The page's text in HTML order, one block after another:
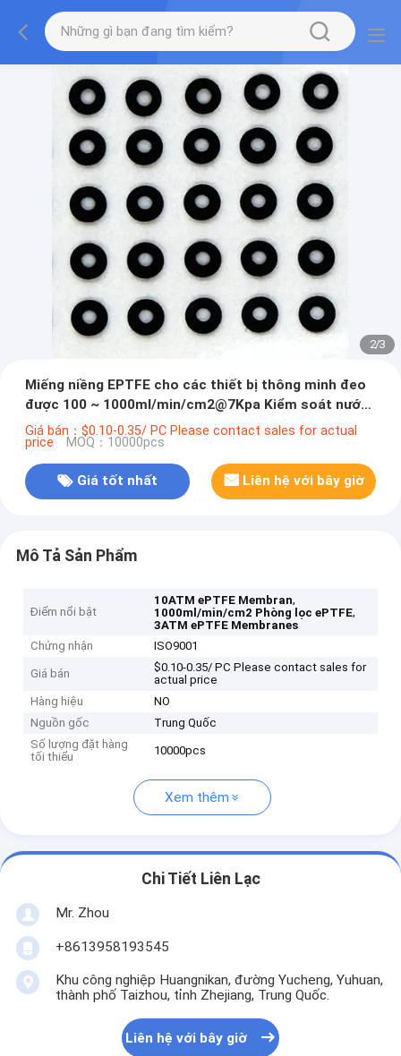
2/3
Miếng niềng EPTFE cho các thiết bị thông minh đeo
được 100 ~ 1000ml/min/cm2@7Kpa Kiểm soát nước
3ATM/5ATM/10ATM
Giá bán：$0.10-0.35/ PC Please contact sales for actual
price MOQ：10000pcs
Giá tốt nhất Liên hệ với bây giờ
Mô Tả Sản Phẩm
Điểm nổi bật
10ATM ePTFE Membran,
1000ml/min/cm2 Phòng lọc ePTFE,
3ATM ePTFE Membranes
Chứng nhận
ISO9001
Giá bán
$0.10-0.35/ PC Please contact sales for
actual price
Hàng hiệu
NO
Nguồn gốc
Trung Quốc
Số lượng đặt hàng
tối thiểu
10000pcs
Xem thêm
Chi Tiết Liên Lạc
Mr. Zhou
+8613958193545
Khu công nghiệp Huangnikan, đường Yucheng, Yuhuan,
thành phố Taizhou, tỉnh Zhejiang, Trung Quốc.
Liên hệ với bây giờ